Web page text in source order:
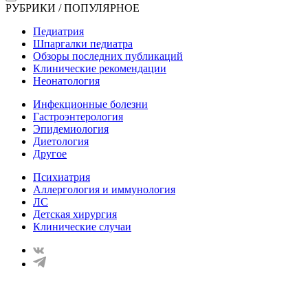
РУБРИКИ / ПОПУЛЯРНОЕ
Педиатрия
Шпаргалки педиатра
Обзоры последних публикаций
Клинические рекомендации
Неонатология
Инфекционные болезни
Гастроэнтерология
Эпидемиология
Диетология
Другое
Психиатрия
Аллергология и иммунология
ЛС
Детская хирургия
Клинические случаи